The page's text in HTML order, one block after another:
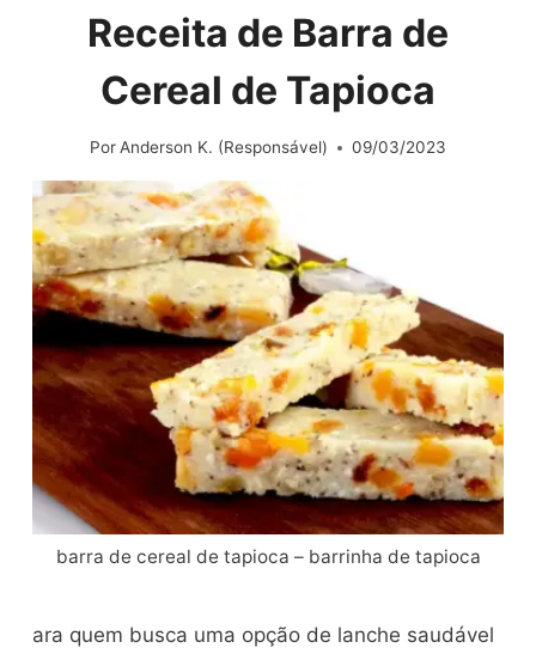
Receita de Barra de
Cereal de Tapioca
PorAnderson K. (Responsável) 09/03/2023
barra de cereal de tapioca – barrinha de tapioca
ara quem busca uma opção de lanche saudável